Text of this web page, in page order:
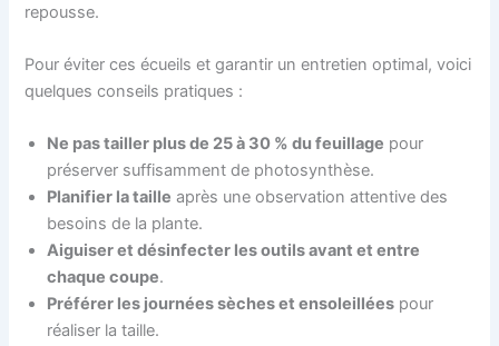
repousse.
Pour éviter ces écueils et garantir un entretien optimal, voici
quelques conseils pratiques :
Ne pas tailler plus de 25 à 30 % du feuillage pour
préserver suffisamment de photosynthèse.
Planifier la taille après une observation attentive des
besoins de la plante.
Aiguiser et désinfecter les outils avant et entre
chaque coupe.
Préférer les journées sèches et ensoleillées pour
réaliser la taille.